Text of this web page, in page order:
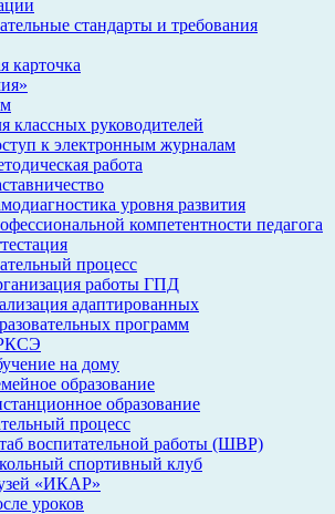
стандарты и требования
карточка
классных руководителей
к электронным журналам
работа
уровня развития
компетентности педагога
процесс
работы ГПД
адаптированных
программ
на дому
образование
образование
процесс
воспитательной работы (ШВР)
спортивный клуб
«ИКАР»
уроков